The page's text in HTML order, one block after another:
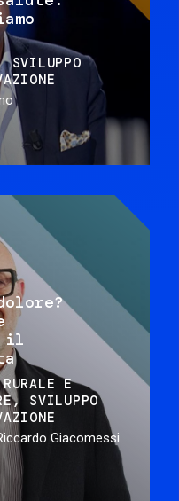
SVILUPPO
il
E
SVILUPPO
Giacomessi